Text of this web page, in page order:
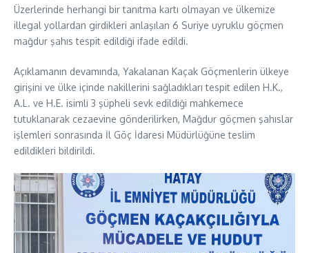
Üzerlerinde herhangi bir tanıtma kartı olmayan ve ülkemize
illegal yollardan girdikleri anlaşılan 6 Suriye uyruklu göçmen
mağdur şahıs tespit edildiği ifade edildi.
Açıklamanın devamında, Yakalanan Kaçak Göçmenlerin ülkeye
girişini ve ülke içinde nakillerini sağladıkları tespit edilen H.K.,
A.L. ve H.E. isimli 3 şüpheli sevk edildiği mahkemece
tutuklanarak cezaevine gönderilirken, Mağdur göçmen şahıslar
işlemleri sonrasında İl Göç İdaresi Müdürlüğüne teslim
edildikleri bildirildi.